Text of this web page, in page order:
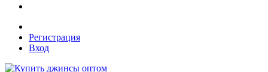
Регистрация
Вход